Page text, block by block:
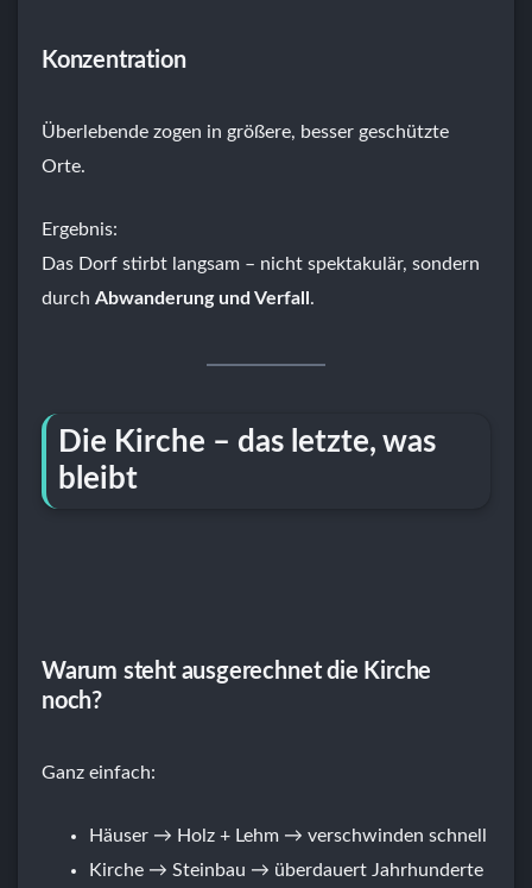
Konzentration
Überlebende zogen in größere, besser geschützte
Orte.
Ergebnis:
Das Dorf stirbt langsam – nicht spektakulär, sondern
durch Abwanderung und Verfall .
Die Kirche – das letzte, was
bleibt
Warum steht ausgerechnet die Kirche
noch?
Ganz einfach:
Häuser → Holz + Lehm → verschwinden schnell
Kirche → Steinbau → überdauert Jahrhunderte